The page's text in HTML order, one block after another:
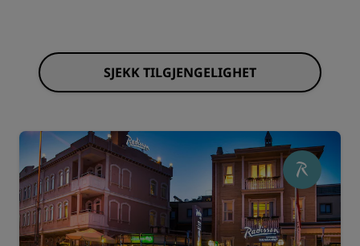
SJEKK TILGJENGELIGHET